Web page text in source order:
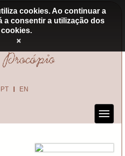
PT EN
cookies. Ao continuar a
a consentir a utilização dos
cookies.
×